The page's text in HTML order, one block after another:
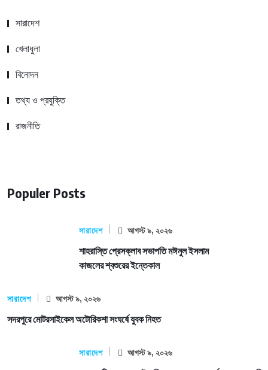
সারাদেশ
খেলাধুলা
বিনোদন
তথ্য ও প্রযুক্তি
রাজনীতি
Populer Posts
সারাদেশ আগস্ট ৯, ২০২৬
শাহরাস্তি প্রেসক্লাব সভাপতি মঈনুল ইসলাম
কাজলের শ্বশুরের ইন্তেকাল
সারাদেশ আগস্ট ৯, ২০২৬
সদরপুরে মোটরসাইকেল অটোরিকশা সংঘর্ষে যুবক নিহত
সারাদেশ আগস্ট ৯, ২০২৬